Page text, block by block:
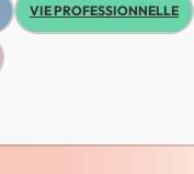
VIE PROFESSIONNELLE